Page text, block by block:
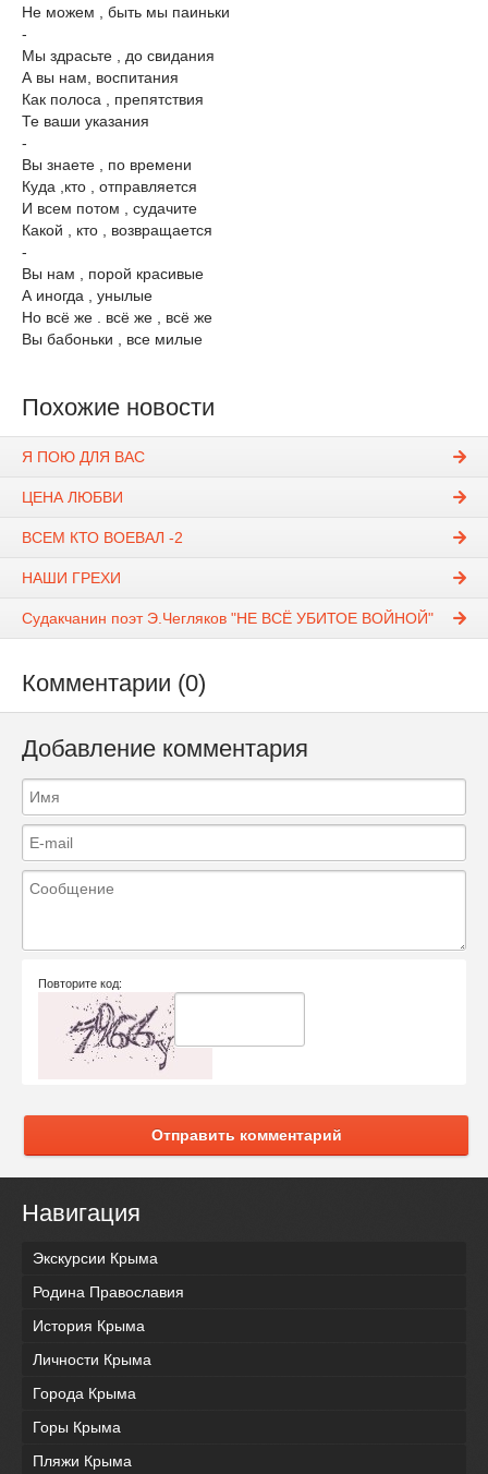
Не можем , быть мы паиньки
-
Мы здрасьте , до свидания
А вы нам, воспитания
Как полоса , препятствия
Те ваши указания
-
Вы знаете , по времени
Куда ,кто , отправляется
И всем потом , судачите
Какой , кто , возвращается
-
Вы нам , порой красивые
А иногда , унылые
Но всё же . всё же , всё же
Вы бабоньки , все милые
Похожие новости
Я ПОЮ ДЛЯ ВАС
ЦЕНА ЛЮБВИ
ВСЕМ КТО ВОЕВАЛ -2
НАШИ ГРЕХИ
Судакчанин поэт Э.Чегляков "НЕ ВСЁ УБИТОЕ ВОЙНОЙ"
Комментарии (0)
Добавление комментария
Повторите код:
Отправить комментарий
Навигация
Экскурсии Крыма
Родина Православия
История Крыма
Личности Крыма
Города Крыма
Горы Крыма
Пляжи Крыма